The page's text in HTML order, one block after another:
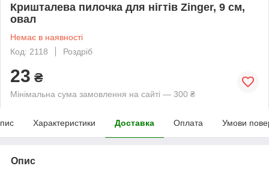
Кришталева пилочка для нігтів Zinger, 9 см,
овал
Немає в наявності
Код: 2118
Роздріб
23 ₴
Мінімальна сума замовлення на сайті — 300 ₴
Характеристики Доставка Оплата Умови
Опис